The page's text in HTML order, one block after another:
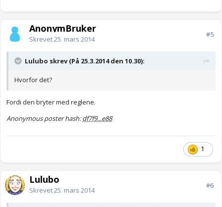
AnonymBruker
Skrevet25. mars 2014
#5
Lulubo skrev (På 25.3.2014 den 10.30):
Hvorfor det?
Fordi den bryter med reglene.
Anonymous poster hash:df7f9...e88
1
Lulubo
Skrevet25. mars 2014
#6